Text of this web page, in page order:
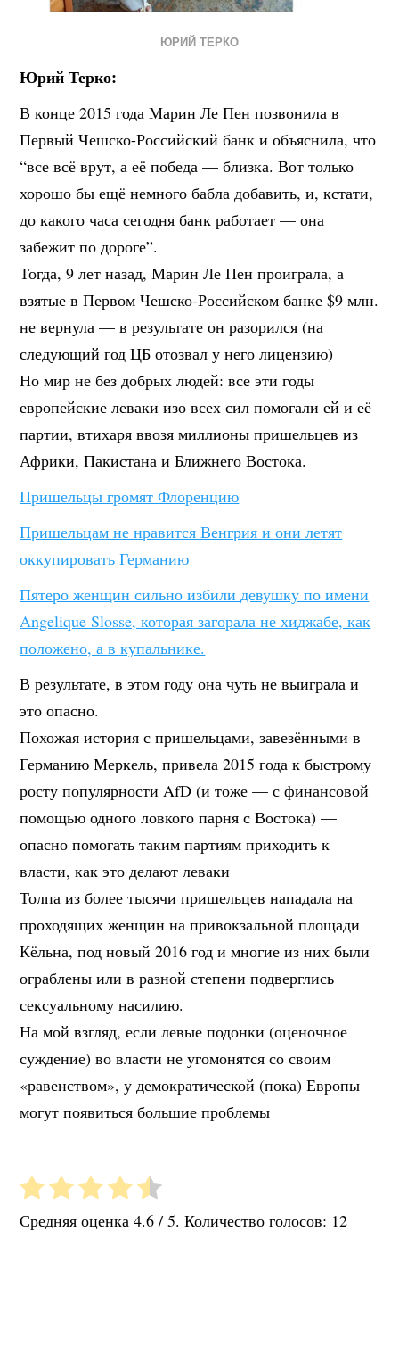
ЮРИЙ ТЕРКО
Юрий Терко:
В конце 2015 года Марин Ле Пен позвонила в
Первый Чешско-Российский банк и объяснила, что
“все всё врут, а её победа — близка. Вот только
хорошо бы ещё немного бабла добавить, и, кстати,
до какого часа сегодня банк работает — она
забежит по дороге”.
Тогда, 9 лет назад, Марин Ле Пен проиграла, а
взятые в Первом Чешско-Российском банке $9 млн.
не вернула — в результате он разорился (на
следующий год ЦБ отозвал у него лицензию)
Но мир не без добрых людей: все эти годы
европейские леваки изо всех сил помогали ей и её
партии, втихаря ввозя миллионы пришельцев из
Африки, Пакистана и Ближнего Востока.
Пришельцы громят Флоренцию
Пришельцам не нравится Венгрия и они летят
оккупировать Германию
Пятеро женщин сильно избили девушку по имени
Angelique Slosse, которая загорала не хиджабе, как
положено, а в купальнике.
В результате, в этом году она чуть не выиграла и
это опасно.
Похожая история с пришельцами, завезёнными в
Германию Меркель, привела 2015 года к быстрому
росту популярности AfD (и тоже — с финансовой
помощью одного ловкого парня с Востока) —
опасно помогать таким партиям приходить к
власти, как это делают леваки
Толпа из более тысячи пришельцев нападала на
проходящих женщин на привокзальной площади
Кёльна, под новый 2016 год и многие из них были
ограблены или в разной степени подверглись
сексуальному насилию.
На мой взгляд, если левые подонки (оценочное
суждение) во власти не угомонятся со своим
«равенством», у демократической (пока) Европы
могут появиться большие проблемы
Средняя оценка4.6 / 5. Количество голосов: 12